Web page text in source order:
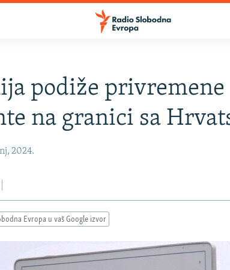
podiže privremene
na granici sa
2024.
Evropa u vaš Google izvor